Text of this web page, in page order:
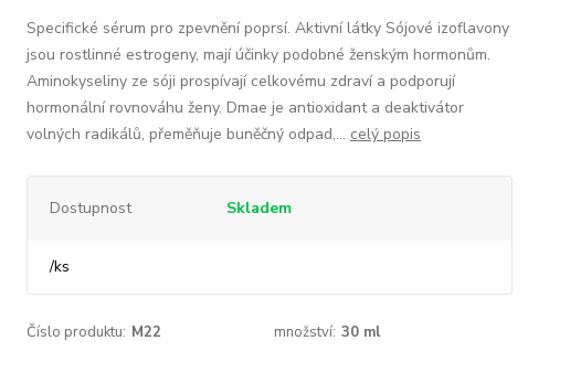
Specifické sérum pro zpevnění poprsí. Aktivní látky Sójové izoflavony
jsou rostlinné estrogeny, mají účinky podobné ženským hormonům.
Aminokyseliny ze sóji prospívají celkovému zdraví a podporují
hormonální rovnováhu ženy. Dmae je antioxidant a deaktivátor
volných radikálů, přeměňuje buněčný odpad,... celý popis
Dostupnost Skladem
/ks
Číslo produktu: M22 množství: 30 ml